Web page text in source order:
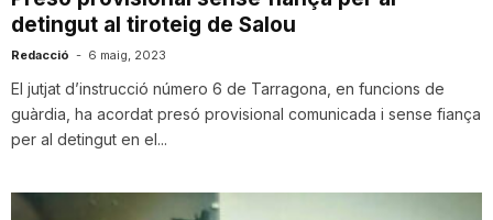
detingut al tiroteig de Salou
Redacció - 6 maig, 2023
El jutjat d’instrucció número 6 de Tarragona, en funcions de
guàrdia, ha acordat presó provisional comunicada i sense fiança
per al detingut en el...